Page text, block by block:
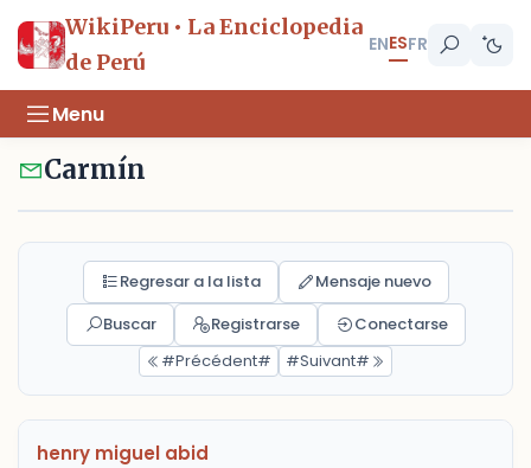
WikiPeru • La Enciclopedia
de Perú
ENESFR
Menu
Carmín
Regresar a la lista
Mensaje nuevo
Buscar
Registrarse
Conectarse
#Précédent#
#Suivant#
henry miguel abid